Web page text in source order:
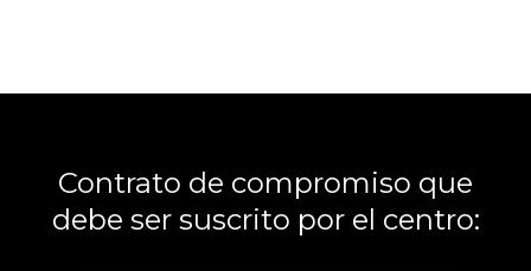
Contrato de compromiso que
debe ser suscrito por el centro: